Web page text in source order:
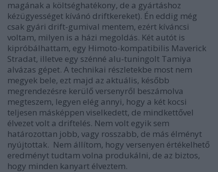
magának a költséghatékony, de a gyártáshoz
kézügyességet kívánó driftkereket). Én eddig még
csak gyári drift-gumival mentem, ezért kíváncsi
voltam, milyen is a házi megoldás. Két autót is
kipróbálhattam, egy Himoto-kompatibilis Maverick
Stradat, illetve egy szénné alu-tuningolt Tamiya
alvázas gépet. A technikai részletekbe most nem
megyek bele, ezt majd az aktuális, később
megrendezésre kerülő versenyről beszámolva
megteszem, legyen elég annyi, hogy a két kocsi
teljesen másképpen viselkedett, de mindkettővel
élvezet volt a driftelés. Nem volt egyik sem
határozottan jobb, vagy rosszabb, de más élményt
nyújtottak. Nem állítom, hogy versenyen értékelhető
eredményt tudtam volna produkálni, de az biztos,
hogy minden kanyart élveztem.